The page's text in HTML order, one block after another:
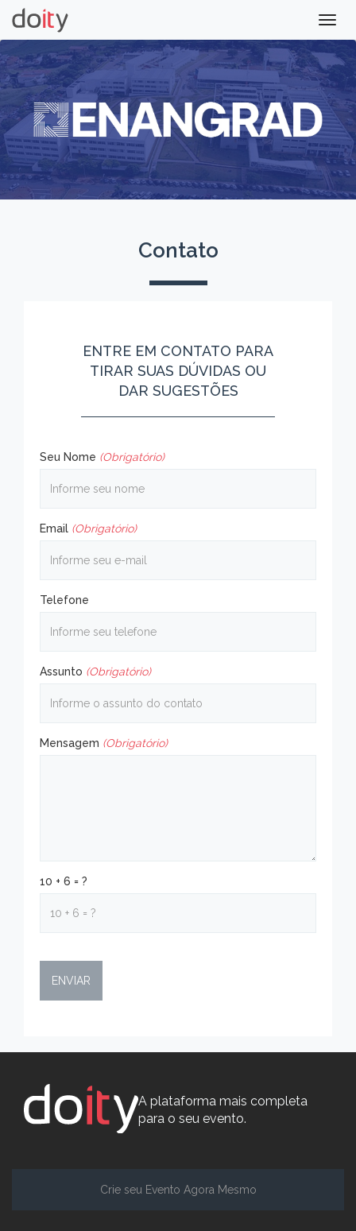
Contato
ENTRE EM CONTATO PARA
TIRAR SUAS DÚVIDAS OU
DAR SUGESTÕES
Seu Nome (Obrigatório)
Email (Obrigatório)
Telefone
Assunto (Obrigatório)
Mensagem (Obrigatório)
10 + 6 = ?
A plataforma mais completa
para o seu evento.
Crie seu Evento Agora Mesmo